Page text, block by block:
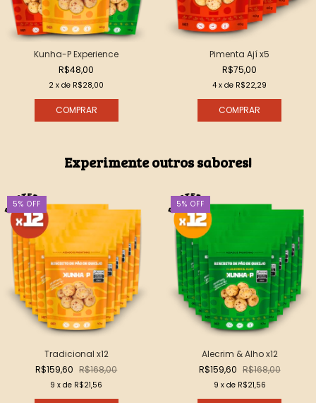
Kunha-P Experience
R$48,00
2 x de R$28,00
Pimenta Ají x5
R$75,00
4 x de R$22,29
Experimente outros sabores!
5% OFF
Tradicional x12
R$159,60 R$168,00
9 x de R$21,56
5% OFF
Alecrim & Alho x12
R$159,60 R$168,00
9 x de R$21,56